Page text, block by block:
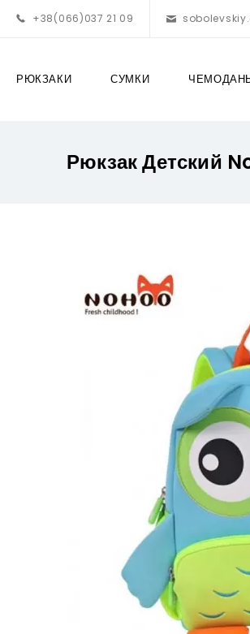
+38(066)037 21 09
РЮКЗАКИ СУМКИ
Рюкзак Детский